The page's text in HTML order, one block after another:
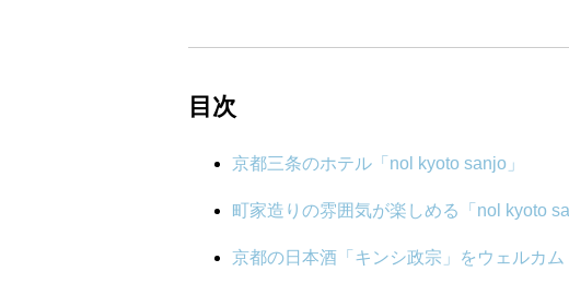
目次
京都三条のホテル「nol kyoto sanjo」
町家造りの雰囲気が楽しめる「nol kyoto
京都の日本酒「キンシ政宗」をウェルカ